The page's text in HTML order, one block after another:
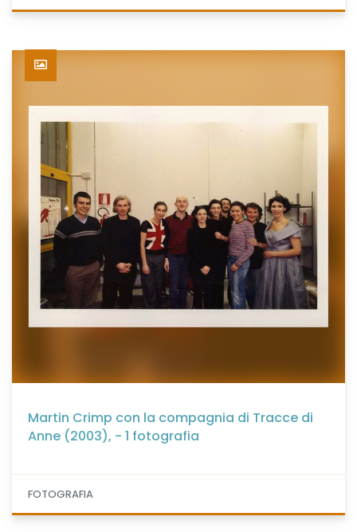
Martin Crimp con la compagnia di Tracce di
Anne (2003), - 1 fotografia
FOTOGRAFIA